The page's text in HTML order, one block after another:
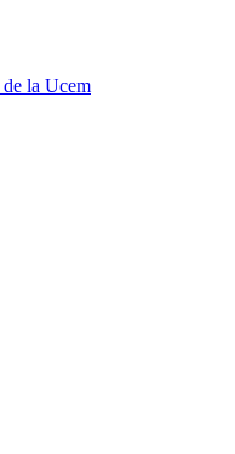
la Ucem